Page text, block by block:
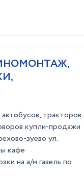
тракторов
купли-продажи
зуево ул.
кафе
на а/м газель по